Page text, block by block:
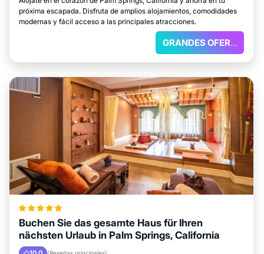
próxima escapada. Disfruta de amplios alojamientos, comodidades
modernas y fácil acceso a las principales atracciones.
GRANDES OFERTAS
Buchen Sie das gesamte Haus für Ihren
nächsten Urlaub in Palm Springs, California